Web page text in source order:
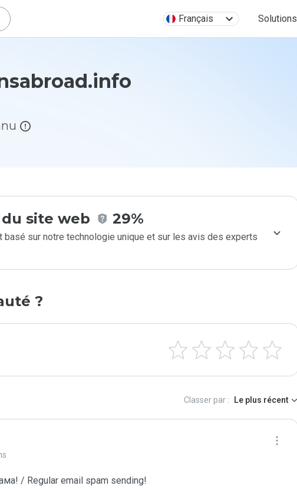
Français Solutions
site web 29%
basé sur notre technologie unique et sur les avis des experts
?
Classer par : Le plus récent
/ Regular email spam sending!